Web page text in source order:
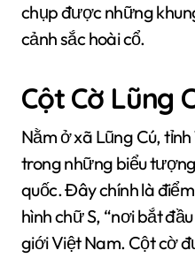
chụp được những
cảnh sắc hoài cổ.
Cột Cờ Lũng
Nằm ở xã Lũng Cú,
trong những biểu
quốc. Đây chính là
hình chữ S, “nơi bắt
giới Việt Nam. Cột cờ